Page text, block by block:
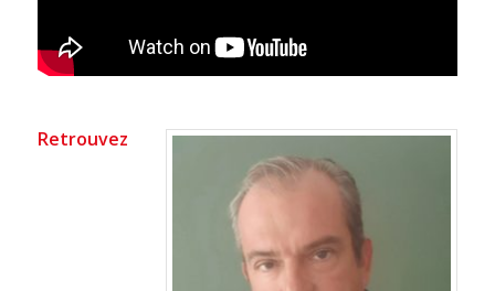
Retrouvez